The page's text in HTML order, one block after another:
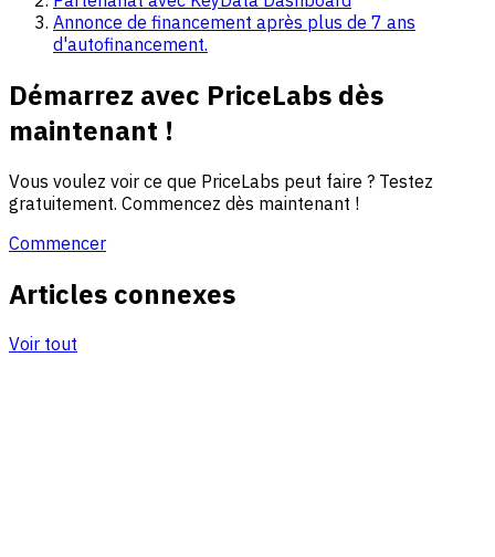
Annonce de financement après plus de 7 ans
d'autofinancement.
Démarrez avec PriceLabs dès
maintenant !
Vous voulez voir ce que PriceLabs peut faire ? Testez
gratuitement. Commencez dès maintenant !
Commencer
Articles connexes
Voir tout